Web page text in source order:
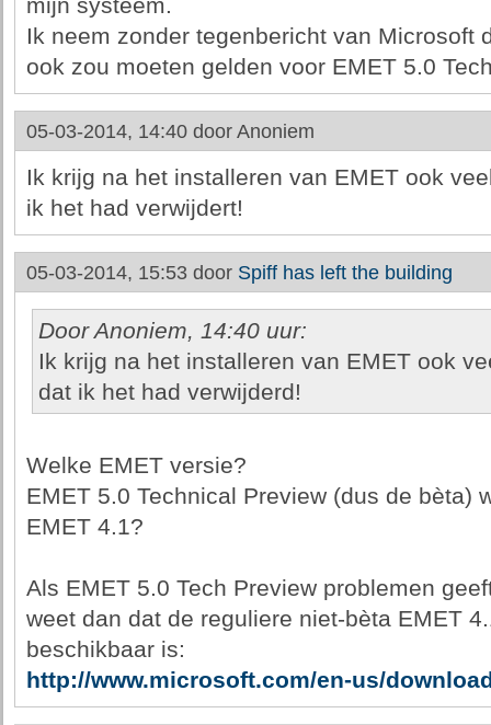
mijn systeem.
Ik neem zonder tegenbericht van Microsoft
ook zou moeten gelden voor EMET 5.0
05-03-2014, 14:40 door Anoniem
Ik krijg na het installeren van EMET ook
ik het had verwijdert!
05-03-2014, 15:53 door Spiff has left the building
Door Anoniem, 14:40 uur:
Ik krijg na het installeren van EMET ook
dat ik het had verwijderd!
Welke EMET versie?
EMET 5.0 Technical Preview (dus de bèta)
EMET 4.1?
Als EMET 5.0 Tech Preview problemen
weet dan dat de reguliere niet-bèta EMET
beschikbaar is:
http://www.microsoft.com/en-us/